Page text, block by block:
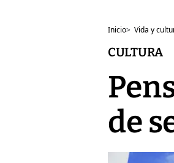
Inicio> Vida y
CULTURA
de